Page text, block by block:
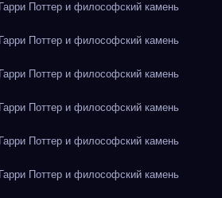
Поттер и философский камень
Поттер и философский камень
Поттер и философский камень
Поттер и философский камень
Поттер и философский камень
Поттер и философский камень